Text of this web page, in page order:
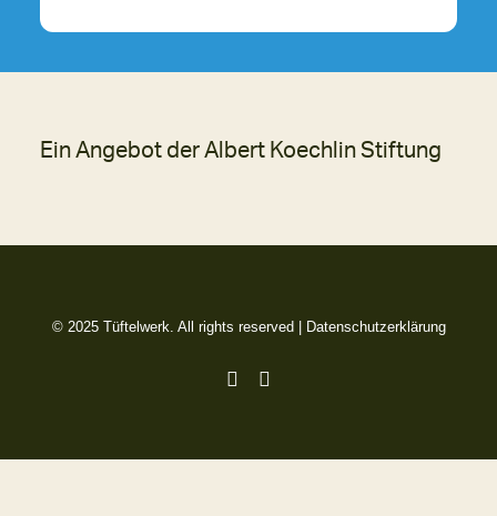
Ein Angebot der Albert Koechlin Stiftung
© 2025 Tüftelwerk. All rights reserved | Datenschutzerklärung